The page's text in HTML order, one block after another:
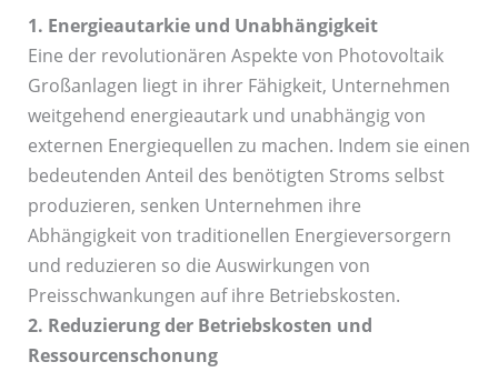
1. Energieautarkie und Unabhängigkeit
Eine der revolutionären Aspekte von Photovoltaik
Großanlagen liegt in ihrer Fähigkeit, Unternehmen
weitgehend energieautark und unabhängig von
externen Energiequellen zu machen. Indem sie einen
bedeutenden Anteil des benötigten Stroms selbst
produzieren, senken Unternehmen ihre
Abhängigkeit von traditionellen Energieversorgern
und reduzieren so die Auswirkungen von
Preisschwankungen auf ihre Betriebskosten.
2. Reduzierung der Betriebskosten und
Ressourcenschonung